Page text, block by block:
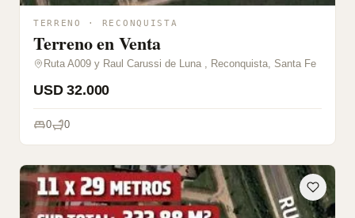
TERRENO · RECONQUISTA
Terreno en Venta
Ruta A009 y Raul Carussi de Luna , Reconquista, Santa Fe
USD 32.000
0 0